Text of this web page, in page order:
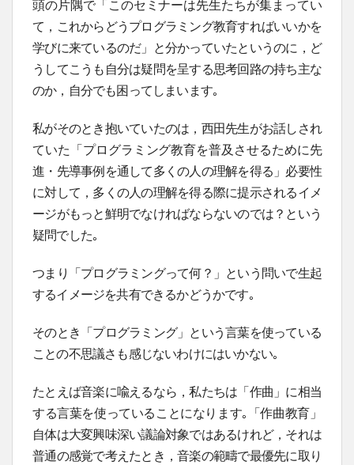
頭の片隅で「このセミナーは先生たちが集まってい
て，これからどうプログラミング教育すればいいかを
学びに来ているのだ」と分かっていたというのに，ど
うしてこうも自分は疑問を呈する思考回路の持ち主な
のか，自分でも困ってしまいます｡
私がそのとき抱いていたのは，西田先生がお話しされ
ていた「プログラミング教育を普及させるために先
進・先導事例を通して多くの人の理解を得る」必要性
に対して，多くの人の理解を得る際に提示されるイメ
ージがもっと鮮明でなければならないのでは？という
疑問でした｡
つまり「プログラミングって何？」という問いで生起
するイメージを共有できるかどうかです｡
そのとき「プログラミング」という言葉を使っている
ことの不思議さも感じないわけにはいかない｡
たとえば音楽に喩えるなら，私たちは「作曲」に相当
する言葉を使っていることになります｡「作曲教育」
自体は大変興味深い議論対象ではあるけれど，それは
普通の感覚で考えたとき，音楽の範疇で最優先に取り